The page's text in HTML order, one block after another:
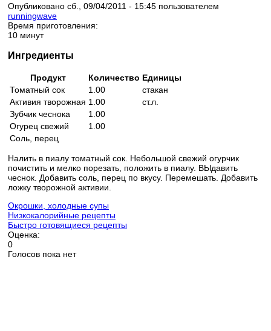
Опубликовано сб., 09/04/2011 - 15:45 пользователем
runningwave
Время приготовления:
10 минут
Ингредиенты
Продукт Количество Единицы
Томатный сок
1.00
стакан
Активия творожная 1.00
ст.л.
Зубчик чеснока
1.00
Огурец свежий
1.00
Соль, перец
Налить в пиалу томатный сок. Небольшой свежий огурчик
почистить и мелко порезать, положить в пиалу. ВЫдавить
чеснок. Добавить соль, перец по вкусу. Перемешать. Добавить
ложку творожной активии.
Окрошки, холодные супы
Низкокалорийные рецепты
Быстро готовящиеся рецепты
Оценка:
0
Голосов пока нет